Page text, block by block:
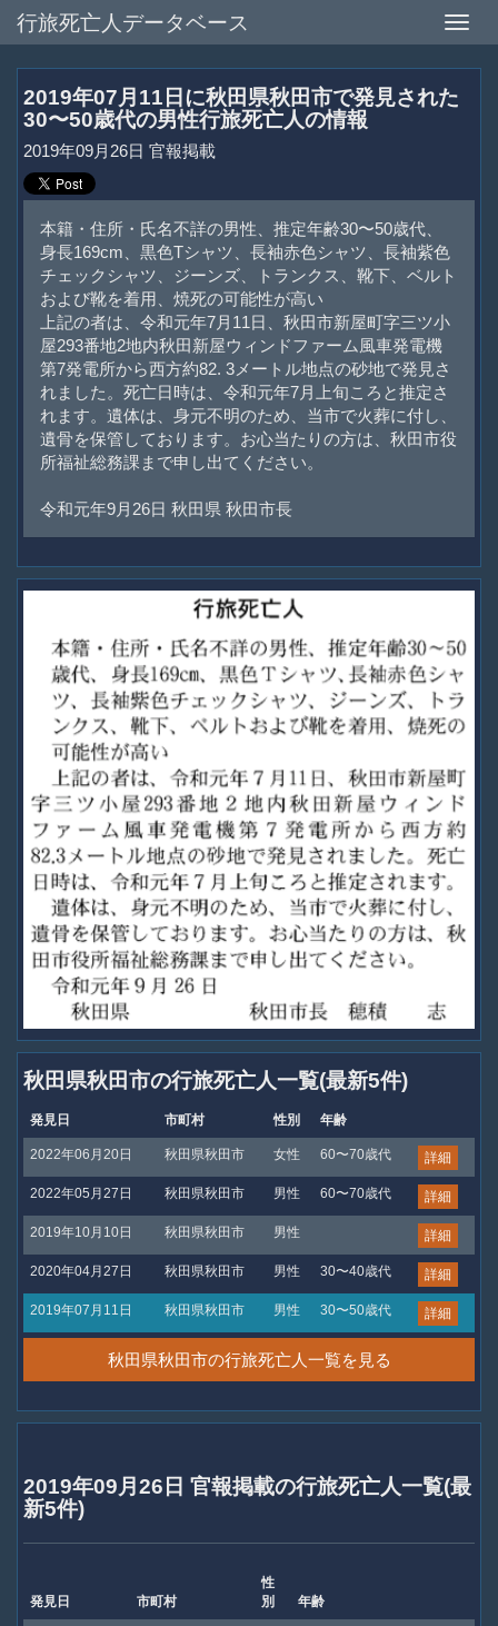
Toggle
行旅死亡人データベース
2019年07月11日に秋田県秋田市で発見された
30〜50歳代の男性行旅死亡人の情報
2019年09月26日 官報掲載
本籍・住所・氏名不詳の男性、推定年齢30〜50歳代、
身長169cm、黒色Tシャツ、長袖赤色シャツ、長袖紫色
チェックシャツ、ジーンズ、トランクス、靴下、ベルト
および靴を着用、焼死の可能性が高い
上記の者は、令和元年7月11日、秋田市新屋町字三ツ小
屋293番地2地内秋田新屋ウィンドファーム風車発電機
第7発電所から西方約82. 3メートル地点の砂地で発見さ
れました。死亡日時は、令和元年7月上旬ころと推定さ
れます。遺体は、身元不明のため、当市で火葬に付し、
遺骨を保管しております。お心当たりの方は、秋田市役
所福祉総務課まで申し出てください。
令和元年9月26日 秋田県 秋田市長
秋田県秋田市の行旅死亡人一覧(最新5件)
発見日 市町村 性別 年齢
2022年06月20日 秋田県秋田市 女性 60〜70歳代 詳細
2022年05月27日 秋田県秋田市 男性 60〜70歳代 詳細
2019年10月10日 秋田県秋田市 男性 詳細
2020年04月27日 秋田県秋田市 男性 30〜40歳代 詳細
2019年07月11日 秋田県秋田市 男性 30〜50歳代 詳細
秋田県秋田市の行旅死亡人一覧を見る
2019年09月26日 官報掲載の行旅死亡人一覧(最
新5件)
発見日 市町村
性
別
年齢